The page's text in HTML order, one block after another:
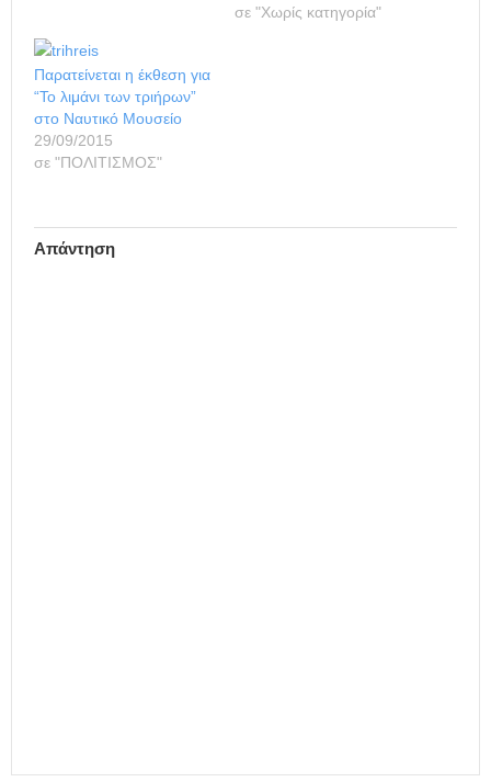
επιδερμίδας. Κάποιες
όπως η φλυκταινώδης ή
η ερυθροδερμική
μπορούν να
επιδεινωθούν. Η ακμή
είναι άλλη μια ασθένεια
σε "Χωρίς κατηγορία"
Παρατείνεται η έκθεση για
“Το λιμάνι των τριήρων”
στο Ναυτικό Μουσείο
29/09/2015
σε "ΠΟΛΙΤΙΣΜΟΣ"
Απάντηση